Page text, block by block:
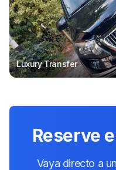
Luxury Transfer
Reserve
Vaya directo a